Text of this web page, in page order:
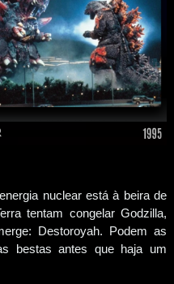
nuclear está à beira de
tentam congelar Godzilla,
Destoroyah. Podem as
bestas antes que haja um